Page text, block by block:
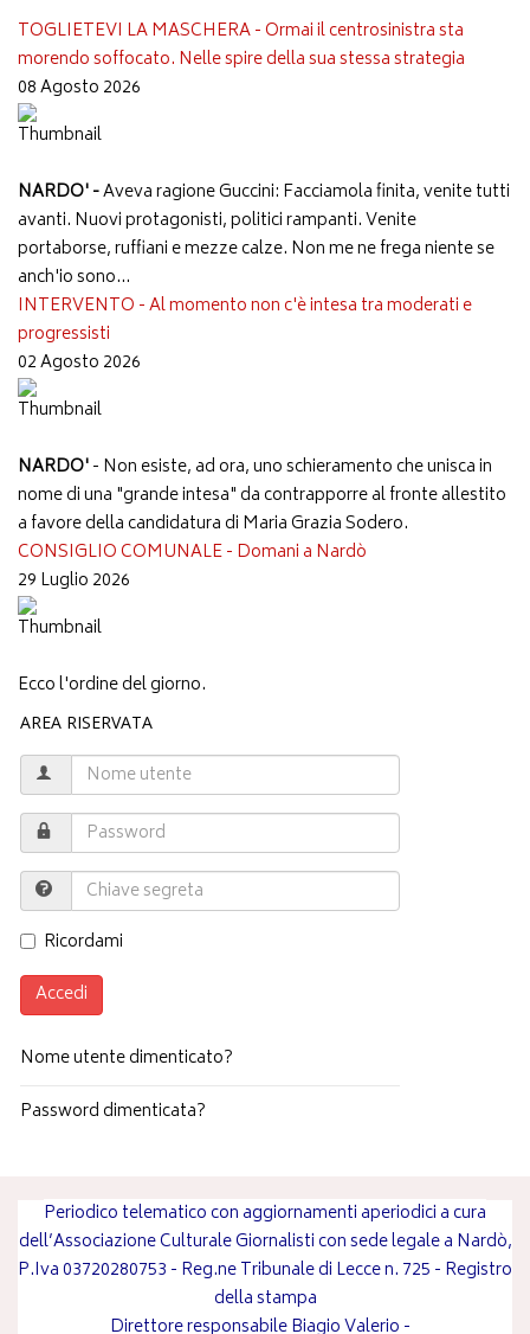
TOGLIETEVI LA MASCHERA - Ormai il centrosinistra sta
morendo soffocato. Nelle spire della sua stessa strategia
08 Agosto 2026
NARDO' -Aveva ragione Guccini: Facciamola finita, venite tutti
avanti. Nuovi protagonisti, politici rampanti. Venite
portaborse, ruffiani e mezze calze. Non me ne frega niente se
anch'io sono...
INTERVENTO - Al momento non c'è intesa tra moderati e
progressisti
02 Agosto 2026
NARDO'- Non esiste, ad ora, uno schieramento che unisca in
nome di una "grande intesa" da contrapporre al fronte allestito
a favore della candidatura di Maria Grazia Sodero.
CONSIGLIO COMUNALE - Domani a Nardò
29 Luglio 2026
Ecco l'ordine del giorno.
AREA RISERVATA
Ricordami
Accedi
Nome utente dimenticato?
Password dimenticata?
Periodico telematico con aggiornamenti aperiodici a cura
dell’Associazione Culturale Giornalisti con sede legale a Nardò,
P.Iva 03720280753 - Reg.ne Tribunale di Lecce n. 725 - Registro
della stampa
Direttore responsabileBiagio Valerio -